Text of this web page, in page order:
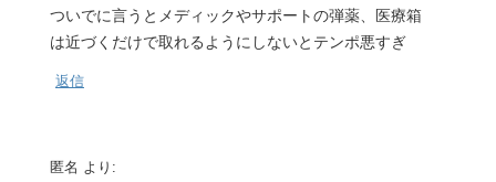
ついでに言うとメディックやサポートの弾薬、医療箱
は近づくだけで取れるようにしないとテンポ悪すぎ
返信
匿名 より: